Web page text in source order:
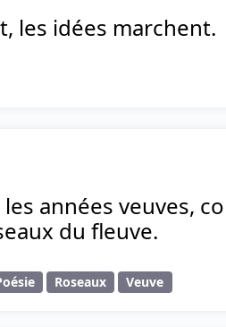
les idées marchent.
les années veuves,
du fleuve.
Roseaux Veuve